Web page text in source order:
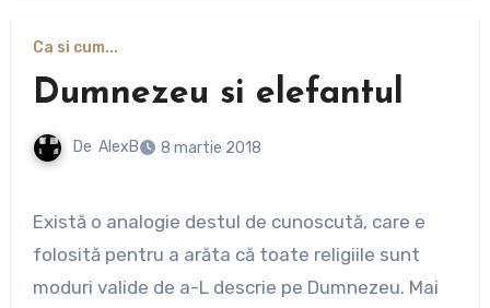
Ca si cum...
Dumnezeu si elefantul
De AlexB 8 martie 2018
Există o analogie destul de cunoscută, care e
folosită pentru a arăta că toate religiile sunt
moduri valide de a-L descrie pe Dumnezeu. Mai